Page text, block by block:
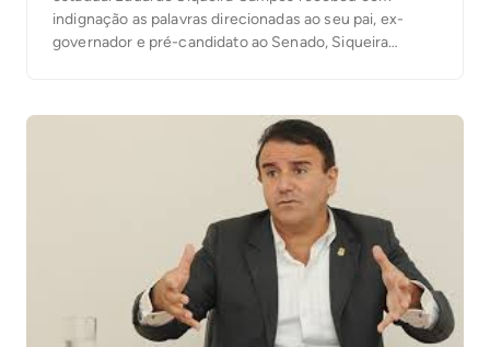
indignação as palavras direcionadas ao seu pai, ex-
governador e pré-candidato ao Senado, Siqueira
Alan chegou a dizer que o Senado não é lugar para